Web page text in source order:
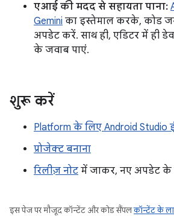
एआई की मदद से सहायता पाना:
Gemini का इस्तेमाल करके, कोड
अपडेट करें. साथ ही, एडिटर में ही
के जवाब पाएं.
शुरू करें
Platform के लिए Android Studio
प्रोजेक्ट बनाना
रिलीज़ नोट में जाकर, नए अपडेट के
इस पेज पर मौजूद कॉन्टेंट और कोड सैंपलकॉन्टेंट के